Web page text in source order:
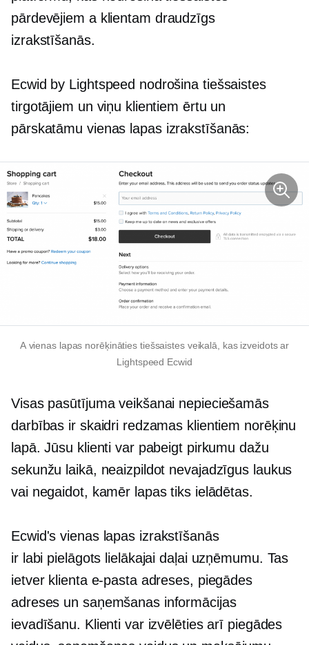
pārdevējiem a klientam draudzīgs
izrakstīšanās.
Ecwid by Lightspeed nodrošina tiešsaistes
tirgotājiem un viņu klientiem ērtu un
pārskatāmu vienas lapasizrakstīšanās:
A vienas lapas norēķināties tiešsaistes veikalā, kas izveidots ar
Lightspeed Ecwid
Visas pasūtījuma veikšanai nepieciešamās
darbības ir skaidri redzamas klientiem norēķinu
lapā. Jūsu klienti var pabeigt pirkumu dažu
sekunžu laikā, neaizpildot nevajadzīgus laukus
vai negaidot, kamēr lapas tiks ielādētas.
Ecwid'svienas lapas izrakstīšanās
ir labi pielāgots lielākajai daļai uzņēmumu. Tas
ietver klienta e-pasta adreses, piegādes
adreses un saņemšanas informācijas
ievadīšanu. Klienti var izvēlēties arī piegādes